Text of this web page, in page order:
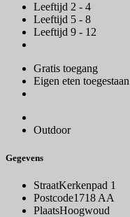
Leeftijd 2 - 4
Leeftijd 5 - 8
Leeftijd 9 - 12
Gratis toegang
Eigen eten toegestaan
Outdoor
Gegevens
StraatKerkenpad 1
Postcode1718 AA
PlaatsHoogwoud